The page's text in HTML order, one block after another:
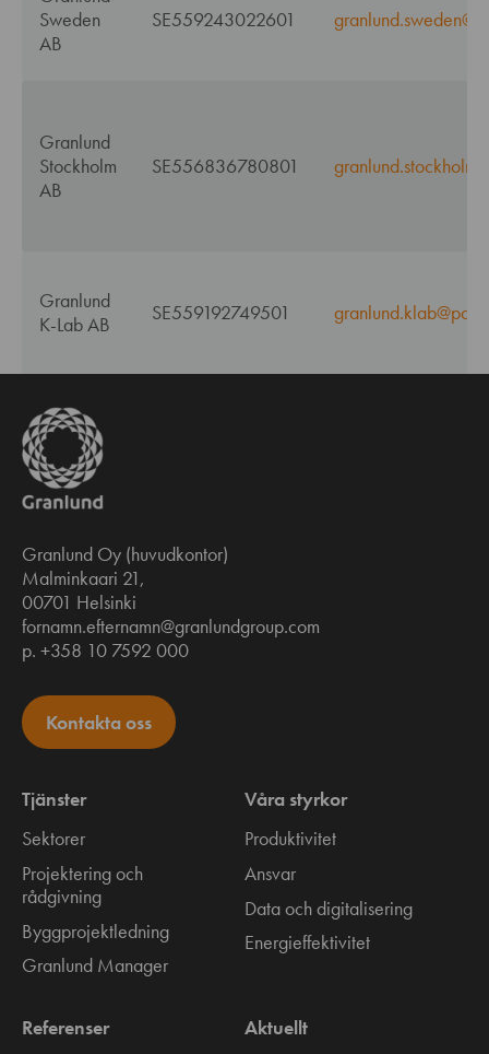
Sweden
AB
SE559243022601
Granlund
Stockholm
AB
SE556836780801
Granlund
K-Lab AB
SE559192749501
Granlund Oy (huvudkontor)
Malminkaari 21,
00701 Helsinki
fornamn.efternamn@granlundgroup.com
p. +358 10 7592 000
Kontakta oss
Tjänster
Sektorer
Projektering och
rådgivning
Byggprojektledning
Granlund Manager
Våra styrkor
Produktivitet
Ansvar
Data och digitalisering
Energieffektivitet
Referenser Aktuellt